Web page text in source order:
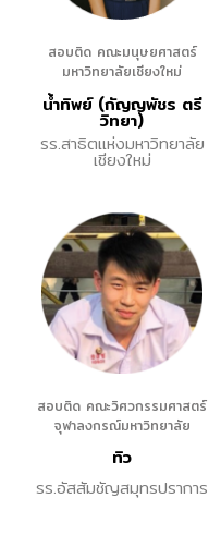
สอบติด คณะมนุษยศาสตร์
มหาวิทยาลัยเชียงใหม่
น้ำทิพย์ (กัญญพัชร ตรี
วิทยา)
รร.สาธิตแห่งมหาวิทยาลัย
เชียงใหม่
สอบติด คณะวิศวกรรมศาสตร์
จุฬาลงกรณ์มหาวิทยาลัย
ทิว
รร.อัสสัมชัญสมุทรปราการ